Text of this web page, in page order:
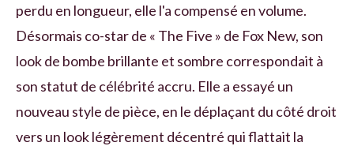
perdu en longueur, elle l'a compensé en volume.
Désormais co-star de « The Five » de Fox New, son
look de bombe brillante et sombre correspondait à
son statut de célébrité accru. Elle a essayé un
nouveau style de pièce, en le déplaçant du côté droit
vers un look légèrement décentré qui flattait la